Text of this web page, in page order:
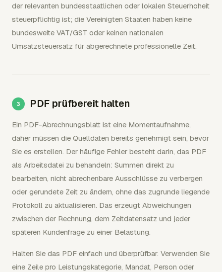
der relevanten bundesstaatlichen oder lokalen Steuerhoheit
steuerpflichtig ist; die Vereinigten Staaten haben keine
bundesweite VAT/GST oder keinen nationalen
Umsatzsteuersatz für abgerechnete professionelle Zeit.
PDF prüfbereit halten
Ein PDF-Abrechnungsblatt ist eine Momentaufnahme,
daher müssen die Quelldaten bereits genehmigt sein, bevor
Sie es erstellen. Der häufige Fehler besteht darin, das PDF
als Arbeitsdatei zu behandeln: Summen direkt zu
bearbeiten, nicht abrechenbare Ausschlüsse zu verbergen
oder gerundete Zeit zu ändern, ohne das zugrunde liegende
Protokoll zu aktualisieren. Das erzeugt Abweichungen
zwischen der Rechnung, dem Zeitdatensatz und jeder
späteren Kundenfrage zu einer Belastung.
Halten Sie das PDF einfach und überprüfbar. Verwenden Sie
eine Zeile pro Leistungskategorie, Mandat, Person oder